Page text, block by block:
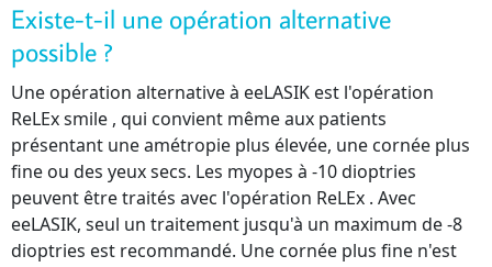
Existe-t-il une opération alternative
possible ?
Une opération alternative à eeLASIK est l'opération
ReLEx smile , qui convient même aux patients
présentant une amétropie plus élevée, une cornée plus
fine ou des yeux secs. Les myopes à -10 dioptries
peuvent être traités avec l'opération ReLEx . Avec
eeLASIK, seul un traitement jusqu'à un maximum de -8
dioptries est recommandé. Une cornée plus fine n'est